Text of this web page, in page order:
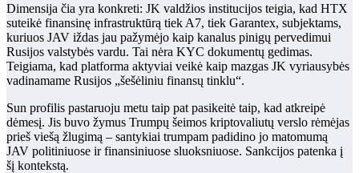
Dimensija čia yra konkreti: JK valdžios institucijos teigia, kad HTX
suteikė finansinę infrastruktūrą tiek A7, tiek Garantex, subjektams,
kuriuos JAV iždas jau pažymėjo kaip kanalus pinigų pervedimui
Rusijos valstybės vardu. Tai nėra KYC dokumentų gedimas.
Teigiama, kad platforma aktyviai veikė kaip mazgas JK vyriausybės
vadinamame Rusijos „šešėliniu finansų tinklu“.
Sun profilis pastaruoju metu taip pat pasikeitė taip, kad atkreipė
dėmesį. Jis buvo žymus Trumpų šeimos kriptovaliutų verslo rėmėjas
prieš viešą žlugimą – santykiai trumpam padidino jo matomumą
JAV politiniuose ir finansiniuose sluoksniuose. Sankcijos patenka į
šį kontekstą.